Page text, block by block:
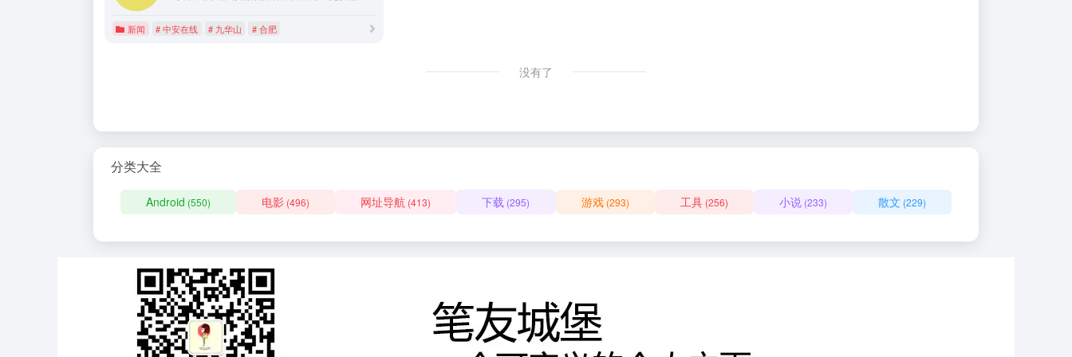
新闻 # 中安在线 # 九华山 # 合肥
没有了
分类大全
Android (550) 电影 (496) 网址导航 (413) 下载 (295) 游戏(293) 工具(256) 小说(233) 散文 (229)